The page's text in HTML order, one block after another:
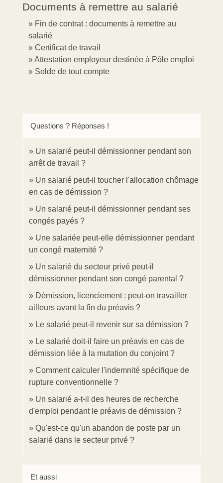
Documents à remettre au salarié
Fin de contrat : documents à remettre au
salarié
Certificat de travail
Attestation employeur destinée à Pôle emploi
Solde de tout compte
Questions ? Réponses !
Un salarié peut-il démissionner pendant son
arrêt de travail ?
Un salarié peut-il toucher l'allocation chômage
en cas de démission ?
Un salarié peut-il démissionner pendant ses
congés payés ?
Une salariée peut-elle démissionner pendant
un congé maternité ?
Un salarié du secteur privé peut-il
démissionner pendant son congé parental ?
Démission, licenciement : peut-on travailler
ailleurs avant la fin du préavis ?
Le salarié peut-il revenir sur sa démission ?
Le salarié doit-il faire un préavis en cas de
démission liée à la mutation du conjoint ?
Comment calculer l'indemnité spécifique de
rupture conventionnelle ?
Un salarié a-t-il des heures de recherche
d'emploi pendant le préavis de démission ?
Qu'est-ce qu'un abandon de poste par un
salarié dans le secteur privé ?
Et aussi